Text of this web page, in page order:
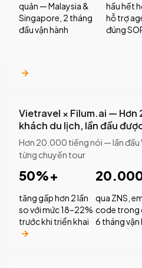
quản — Malaysia &
Singapore, 2 tháng
đầu vận hành
hầu hết
hỗ trợ
đúng
Vietravel × Filum.ai —
khách du lịch, lần đầu
Hơn 20.000 tiếng nói — lần đầu
từng chuyến tour
50%+
tăng gấp hơn 2 lần
so với mức 18–22%
trước khi triển khai
qua ZNS,
code trong
6 tháng vận